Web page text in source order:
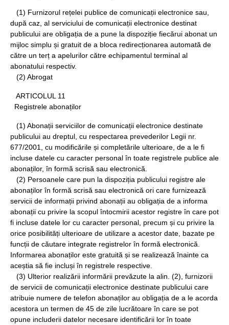
(1) Furnizorul rețelei publice de comunicații electronice sau,
după caz, al serviciului de comunicații electronice destinat
publicului are obligația de a pune la dispoziție fiecărui abonat un
mijloc simplu și gratuit de a bloca redirecționarea automată de
către un terț a apelurilor către echipamentul terminal al
abonatului respectiv.
(2) Abrogat
ARTICOLUL 11
Registrele abonaților
(1) Abonații serviciilor de comunicații electronice destinate
publicului au dreptul, cu respectarea prevederilor Legii nr.
677/2001, cu modificările și completările ulterioare, de a le fi
incluse datele cu caracter personal în toate registrele publice ale
abonaților, în formă scrisă sau electronică.
(2) Persoanele care pun la dispoziția publicului registre ale
abonaților în formă scrisă sau electronică ori care furnizează
servicii de informații privind abonații au obligația de a informa
abonații cu privire la scopul întocmirii acestor registre în care pot
fi incluse datele lor cu caracter personal, precum și cu privire la
orice posibilități ulterioare de utilizare a acestor date, bazate pe
funcții de căutare integrate registrelor în formă electronică.
Informarea abonaților este gratuită și se realizează înainte ca
aceștia să fie incluși în registrele respective.
(3) Ulterior realizării informării prevăzute la alin. (2), furnizorii
de servicii de comunicații electronice destinate publicului care
atribuie numere de telefon abonaților au obligația de a le acorda
acestora un termen de 45 de zile lucrătoare în care se pot
opune includerii datelor necesare identificării lor în toate